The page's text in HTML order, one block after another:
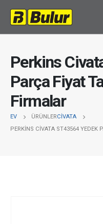
Perkins
Parça Fiyat
Firmalar
EV ÜRÜNLERCIVATA
PERKINS CIVATA ST43564 YEDEK